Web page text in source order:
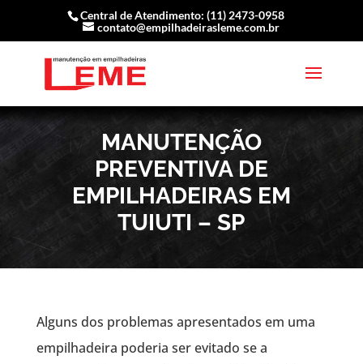
Central de Atendimento: (11) 2473-0958
contato@empilhadeirasleme.com.br
MANUTENÇÃO
PREVENTIVA DE
EMPILHADEIRAS EM
TUIUTI – SP
Alguns dos problemas apresentados em uma
empilhadeira poderia ser evitado se a